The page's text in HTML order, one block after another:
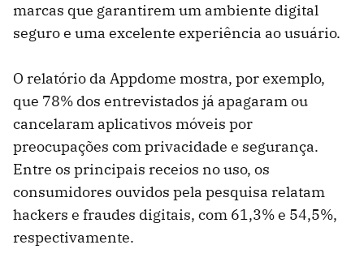
marcas que garantirem um ambiente digital
seguro e uma excelente experiência ao usuário.
O relatório da Appdome mostra, por exemplo,
que 78% dos entrevistados já apagaram ou
cancelaram aplicativos móveis por
preocupações com privacidade e segurança.
Entre os principais receios no uso, os
consumidores ouvidos pela pesquisa relatam
hackers e fraudes digitais, com 61,3% e 54,5%,
respectivamente.